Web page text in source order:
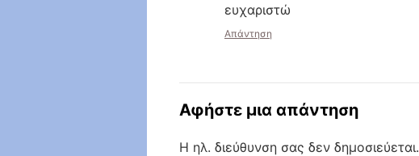
ευχαριστώ
Απάντηση
Αφήστε μια απάντηση
Η ηλ. διεύθυνση σας δεν δημοσιεύεται.